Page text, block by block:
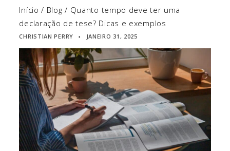
Início / Blog / Quanto tempo deve ter uma
declaração de tese? Dicas e exemplos
CHRISTIAN PERRY ▪ JANEIRO 31, 2025